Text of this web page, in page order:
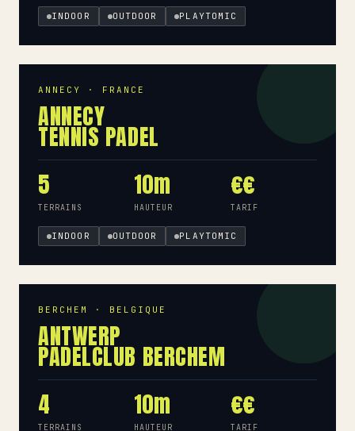
INDOOR OUTDOOR PLAYTOMIC
ANNECY · FRANCE
ANNECY
TENNIS PADEL
5
TERRAINS
10m
HAUTEUR
€€
TARIF
INDOOR OUTDOOR PLAYTOMIC
BERCHEM · BELGIQUE
ANTWERP
PADELCLUB BERCHEM
4
TERRAINS
10m
HAUTEUR
€€
TARIF